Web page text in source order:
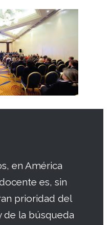
en América
es, sin
prioridad del
de la búsqueda